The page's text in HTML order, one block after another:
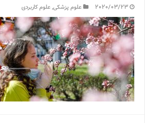
2020/03/23 علوم پزشکی,علوم کاربردی